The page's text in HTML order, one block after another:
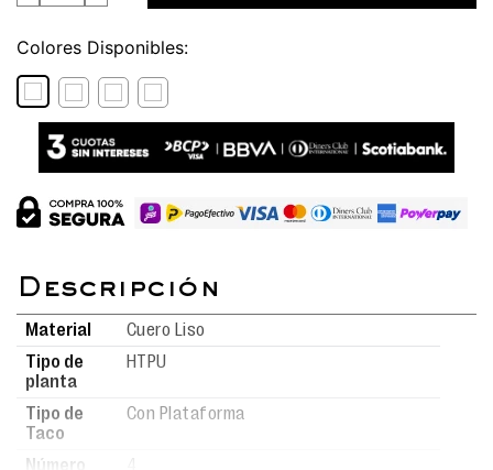
Colores
Material
Cuero Liso
Tipo de
planta
HTPU
Tipo de
Taco
Con Plataforma
Número